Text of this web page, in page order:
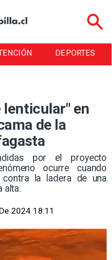
DEPORTES
lenticular" en
de la
por el proyecto
ocurre cuando
la ladera de una
alta.
2024 18:11